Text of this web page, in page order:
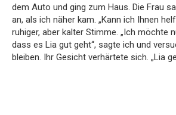
dem Auto und ging zum Haus. Die Frau
an, als ich näher kam. „Kann ich Ihnen
ruhiger, aber kalter Stimme. „Ich möchte
dass es Lia gut geht“, sagte ich und
bleiben. Ihr Gesicht verhärtete sich. „Lia